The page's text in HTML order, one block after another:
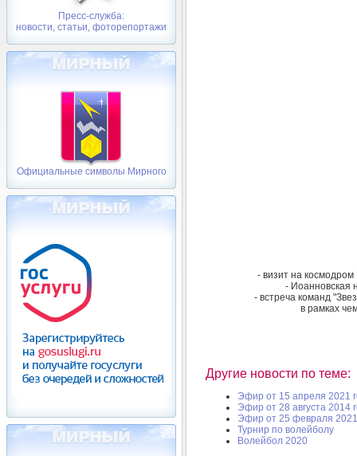
Пресс-служба:
новости, статьи, фоторепортажи
Официальные символы Мирного
- визит на
- Иоанновская
- встреча команд
в рамках
Другие новости по теме:
Эфир от 15 апреля 2021
Эфир от 28 августа 2014
Эфир от 25 февраля
Турнир по волейболу
Волейбол 2020